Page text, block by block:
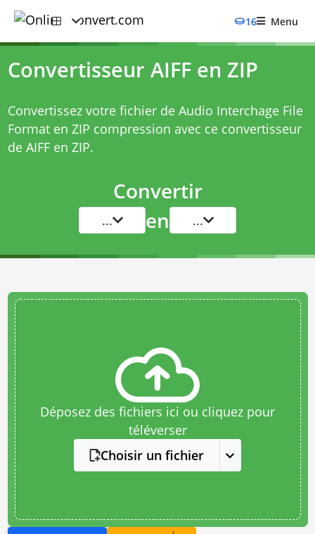
16 Menu
Convertisseur AIFF en ZIP
Convertissez votre fichier de Audio Interchage File
Format en ZIP compression avec ce convertisseur
de AIFF en ZIP.
Convertir
... en ...
Déposez des fichiers ici ou cliquez pour
téléverser
Choisir un fichier